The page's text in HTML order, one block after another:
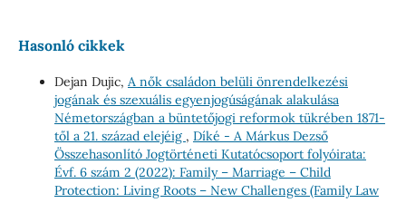
Hasonló cikkek
Dejan Dujic, A nők családon belüli önrendelkezési
jogának és szexuális egyenjogúságának alakulása
Németországban a büntetőjogi reformok tükrében 1871-
től a 21. század elejéig , Díké - A Márkus Dezső
Összehasonlító Jogtörténeti Kutatócsoport folyóirata:
Évf. 6 szám 2 (2022): Family – Marriage – Child
Protection: Living Roots – New Challenges (Family Law